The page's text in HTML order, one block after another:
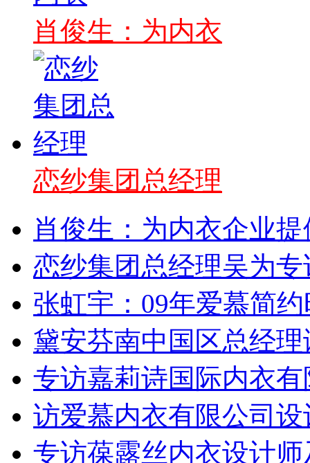
肖俊生：为内衣
恋纱集团总经理
肖俊生：为内衣企业
恋纱集团总经理吴为
张虹宇：09年爱慕简
黛安芬南中国区总经
专访嘉莉诗国际内衣
访爱慕内衣有限公司
专访葆露丝内衣设计